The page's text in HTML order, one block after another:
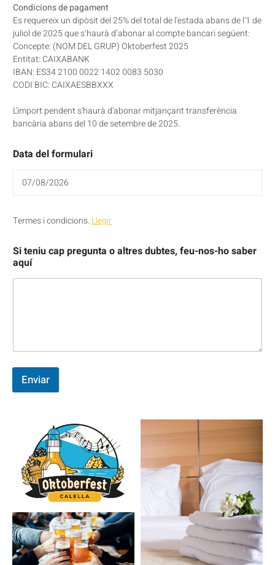
Condicions de pagament
Es requereix un dipòsit del 25% del total de l'estada abans de l'1 de
juliol de 2025 que s’haurà d’abonar al compte bancari següent:
Concepte: (NOM DEL GRUP) Oktoberfest 2025
Entitat: CAIXABANK
IBAN: ES34 2100 0022 1402 0083 5030
CODI BIC: CAIXAESBBXXX
L'import pendent s'haurà d'abonar mitjançant transferència
bancària abans del 10 de setembre de 2025.
Data del formulari
Termes i condicions.Llegir
Si teniu cap pregunta o altres dubtes, feu-nos-ho saber
aquí
Enviar